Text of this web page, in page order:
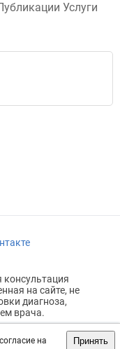
на
Принять
Услуги
консультация
на сайте, не
диагноза,
врача.